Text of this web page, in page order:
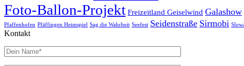
Foto-Ballon-Projekt Freizeitland Geiselwind Galashow
Pfaffenhofen Pfäffingen Heimspiel Sag die Wahrheit Seefest Seidenstraße Sirmobi
Kontakt